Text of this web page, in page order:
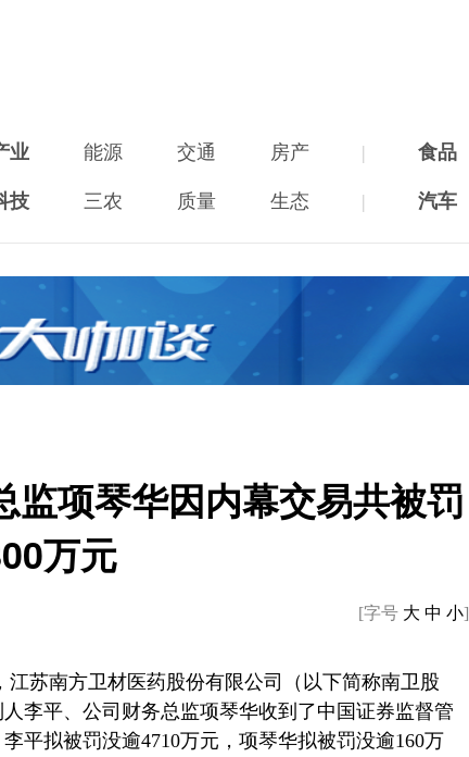
业 能源 交通 房产 | 食品
技 三农 质量 生态 | 汽车
项琴华因内幕交易共被罚
万元
[字号 大 中 小]
苏南方卫材医药股份有限公司（以下简称南卫股
李平、公司财务总监项琴华收到了中国证券监督管
平拟被罚没逾4710万元，项琴华拟被罚没逾160万